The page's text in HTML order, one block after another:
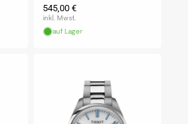
Normaler
Preis
545,00 €
inkl. Mwst.
auf Lager